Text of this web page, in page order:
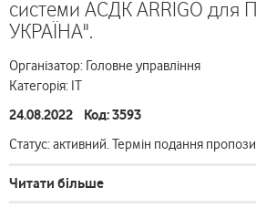
системи АСДК ARRIGO для
УКРАЇНА".
Організатор: Головне управління
Категорія: ІТ
24.08.2022 Код: 3593
Статус: активний. Термін подання
Читати більше